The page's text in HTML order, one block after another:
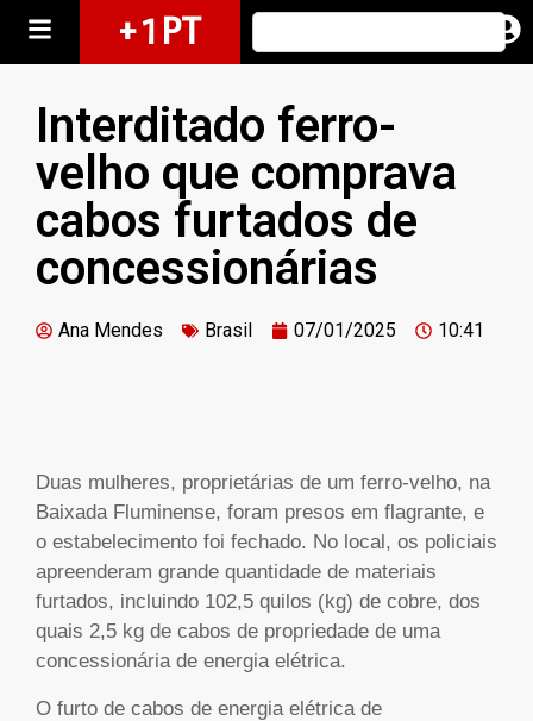
+ 1 PT
Interditado ferro-
velho que comprava
cabos furtados de
concessionárias
Ana Mendes Brasil 07/01/2025 10:41
Duas mulheres, proprietárias de um ferro-velho, na
Baixada Fluminense, foram presos em flagrante, e
o estabelecimento foi fechado. No local, os policiais
apreenderam grande quantidade de materiais
furtados, incluindo 102,5 quilos (kg) de cobre, dos
quais 2,5 kg de cabos de propriedade de uma
concessionária de energia elétrica.
O furto de cabos de energia elétrica de